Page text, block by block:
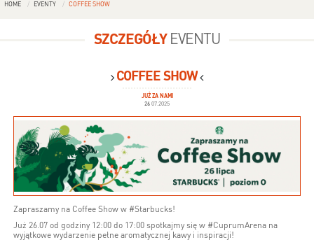
HOME EVENTY COFFEE SHOW
SZCZEGÓŁYEVENTU
COFFEE SHOW
JUŻ ZA NAMI
26 07.2025
Zapraszamy na Coffee Show w #Starbucks!
Już 26.07 od godziny 12:00 do 17:00 spotkajmy się w #CuprumArena na
wyjątkowe wydarzenie pełne aromatycznej kawy i inspiracji!